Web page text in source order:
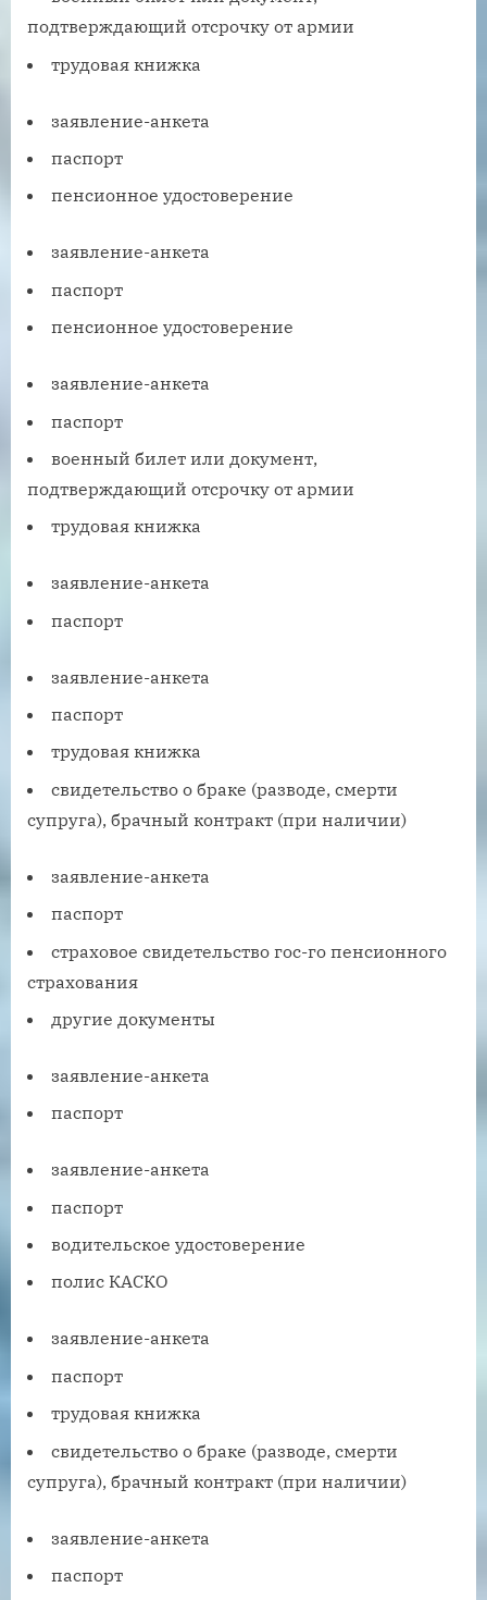
подтверждающий отсрочку от армии
трудовая книжка
заявление-анкета
паспорт
пенсионное удостоверение
заявление-анкета
паспорт
пенсионное удостоверение
заявление-анкета
паспорт
военный билет или документ,
подтверждающий отсрочку от армии
трудовая книжка
заявление-анкета
паспорт
заявление-анкета
паспорт
трудовая книжка
свидетельство о браке (разводе, смерти
супруга), брачный контракт (при наличии)
заявление-анкета
паспорт
страховое свидетельство гос-го пенсионного
страхования
другие документы
заявление-анкета
паспорт
заявление-анкета
паспорт
водительское удостоверение
полис КАСКО
заявление-анкета
паспорт
трудовая книжка
свидетельство о браке (разводе, смерти
супруга), брачный контракт (при наличии)
заявление-анкета
паспорт